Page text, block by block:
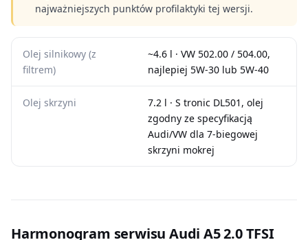
najważniejszych punktów profilaktyki tej wersji.
Olej silnikowy (z
filtrem)
~4.6 l · VW 502.00 / 504.00,
najlepiej 5W-30 lub 5W-40
Olej skrzyni
7.2 l · S tronic DL501, olej
zgodny ze specyfikacją
Audi/VW dla 7-biegowej
skrzyni mokrej
Harmonogram serwisu Audi A5 2.0 TFSI